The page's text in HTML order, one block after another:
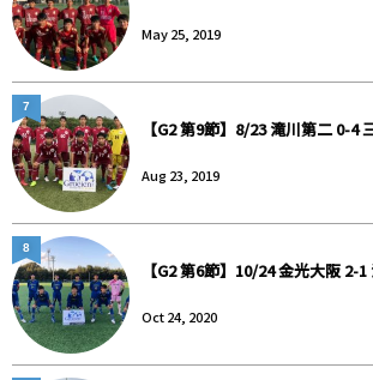
May 25, 2019
【G2 第9節】8/23 滝川第二 0-4
Aug 23, 2019
7
【G2 第6節】10/24 金光大阪 2-
Oct 24, 2020
8